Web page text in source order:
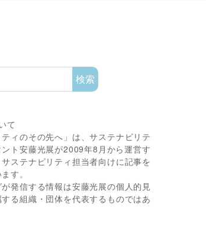
検索
て
ティのその先へ」は、サステナビリテ
ント安藤光展が2009年8月から運営す
ステナビリティ担当者向けに記事を
す。
発信する情報は安藤光展の個人的見
る組織・団体を代表するものではあ